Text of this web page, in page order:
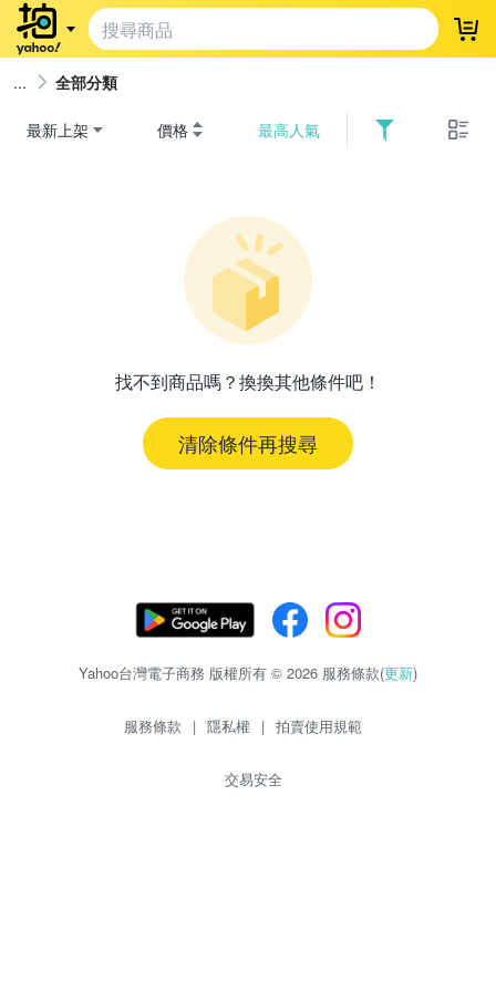
登
全部分類
最新上架 價格 最高人氣
找不到商品嗎？換換其他條件吧！
清除條件再搜尋
Yahoo台灣電子商務 版權所有 © 2026 服務條款(更新)
服務條款 | 隱私權 | 拍賣使用規範
交易安全